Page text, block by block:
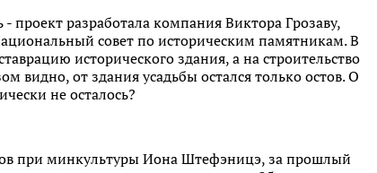
проект разработала компания Виктора Грозаву,
совет по историческим памятникам. В
исторического здания, а на строительство
видно, от здания усадьбы остался только остов. О
не осталось?
при минкультуры Иона Штефэницэ, за прошлый